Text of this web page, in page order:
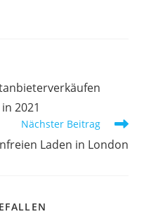
2021
Nächster Beitrag
Laden in London